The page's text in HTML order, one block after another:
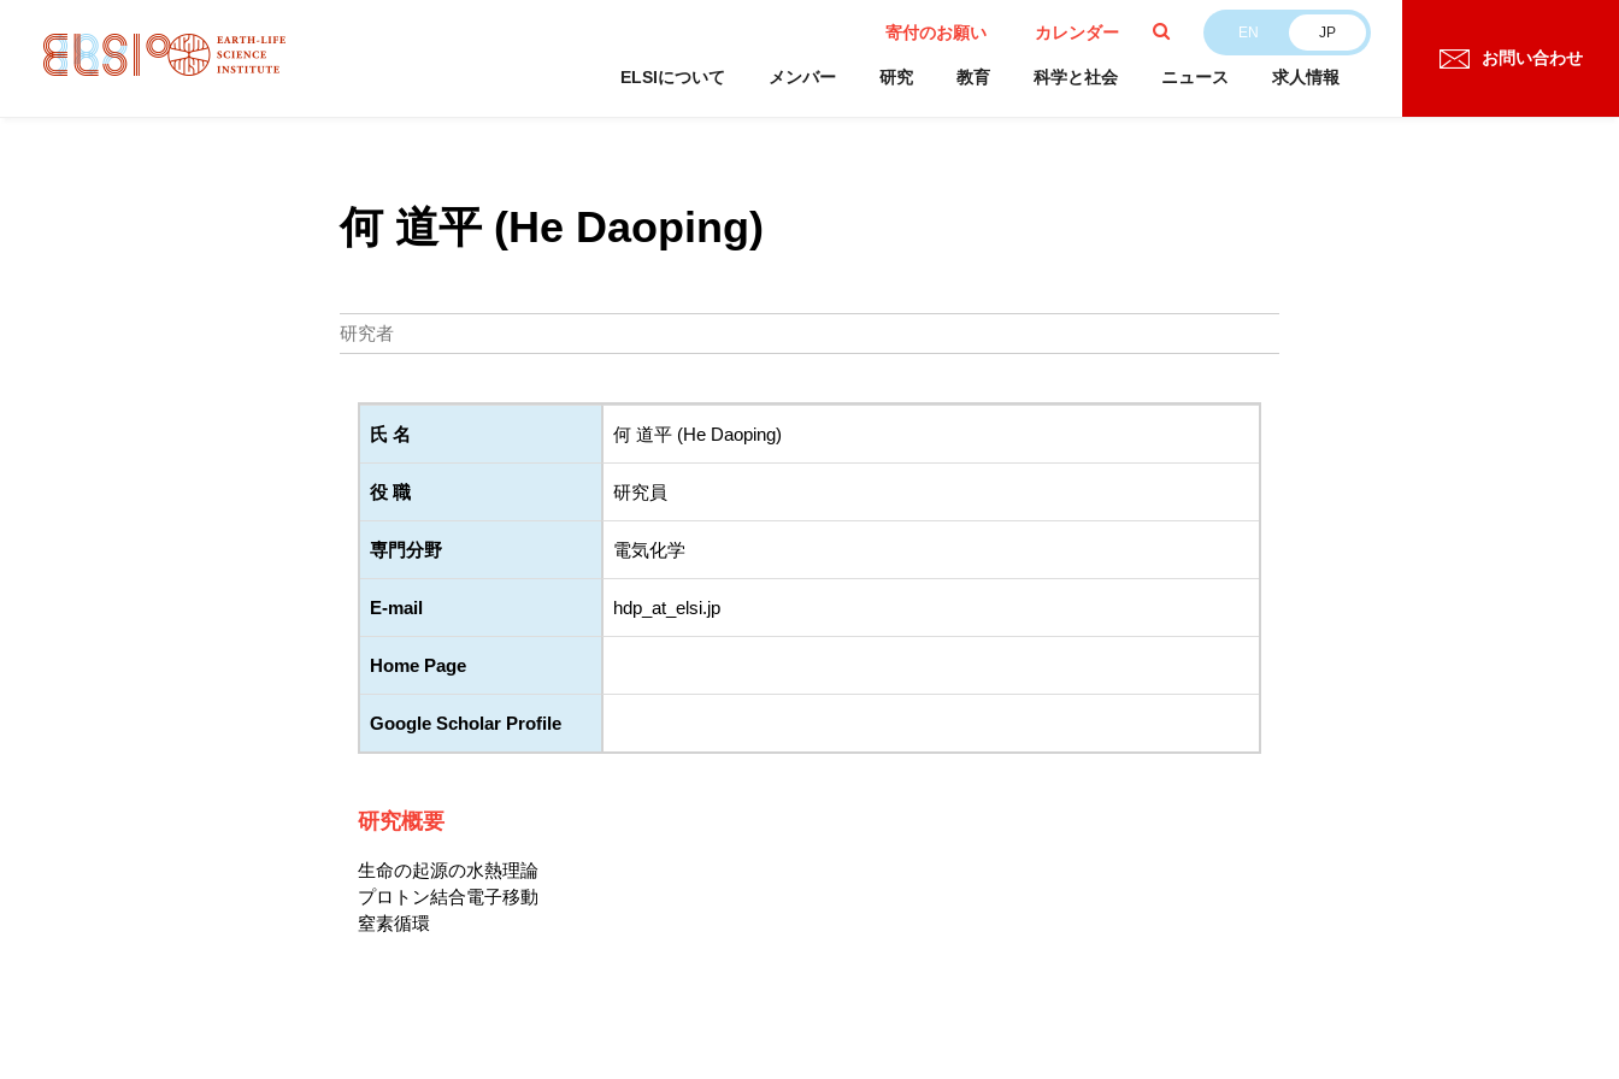
お問い合わせ
寄付のお願い カレンダー EN JP
ELSIについて メンバー 研究 教育 科学と社会 ニュース 求人情報
何 道平 (He Daoping)
研究者
氏 名 何 道平 (He Daoping)
役 職 研究員
専門分野 電気化学
E-mail hdp_at_elsi.jp
Home Page
Google Scholar Profile
研究概要
生命の起源の水熱理論
プロトン結合電子移動
窒素循環